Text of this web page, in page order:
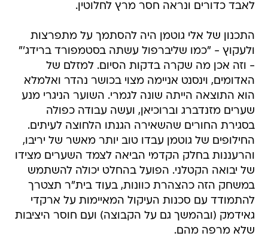
לאבד כדורים ונראה חסר מרץ לחלוטין.
התכנון של אלי גוטמן היה להסתמך על מתפרצות
ולעקוץ - "כמו שליברפול עשתה בסטמפורד ברידג'"
- וזה אכן מה שקרה בדקות הסיום. למזלם של
האדומים, וינסנט אניימה מצוי בכושר נהדר ואלמלא
הוא התוצאה הייתה שונה לגמרי. השוער הניגרי מנע
שערים מזנדברג וברוכיאן, ועשה עבודה כפולה
בסגירת החורים שהשאירה הגנתו הלחוצה לעיתים.
החילופים של גוטמן עבדו טוב יותר מאשר של יריבו,
והרעננות בחלק הקדמי הביאה לצמד השערים מצידו
של יבואה הקטלני. הפועל בהחלט יכולה להשתמש
במשחק הזה כהצהרת כוונות, בעוד בית"ר תצטרך
להתמודד עם סכנות העיקול המאיימות על ארקדי
גאידמק (ובהמשך גם על הקבוצה) ועם חוסר היציבות
שלא מרפה מהם.